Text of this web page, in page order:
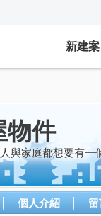
新建案
物件
與家庭都想要有一
個人介紹